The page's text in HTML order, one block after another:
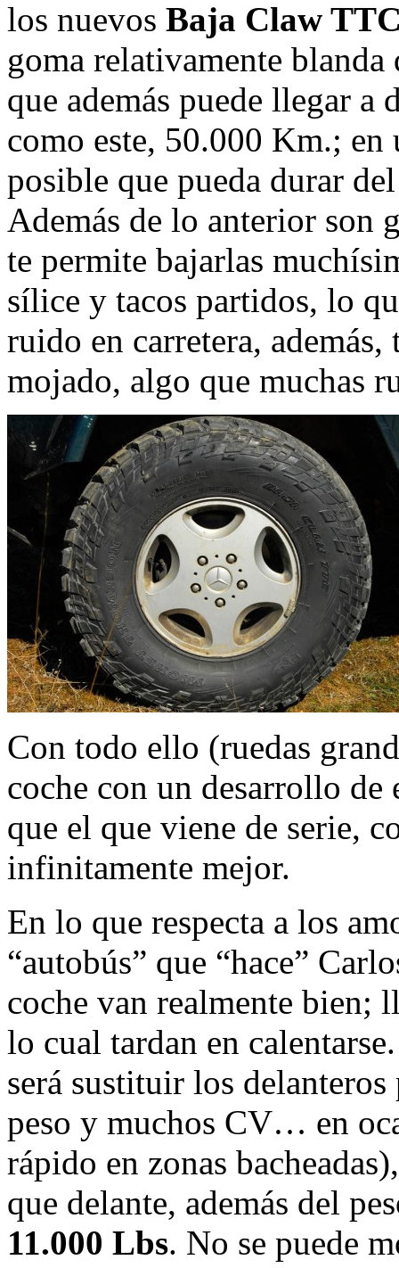
los nuevos Baja Claw
goma relativamente
que además puede llegar a
como este, 50.000 Km.; en
posible que pueda durar
Además de lo anterior son
te permite bajarlas
sílice y tacos partidos, lo
ruido en carretera,
mojado, algo que muchas
Con todo ello (ruedas
coche con un desarrollo
que el que viene de serie,
infinitamente mejor.
En lo que respecta a los
“autobús” que “hace”
coche van realmente bien;
lo cual tardan en
será sustituir los
peso y muchos CV… en
rápido en zonas
que delante, además del
11.000 Lbs. No se puede